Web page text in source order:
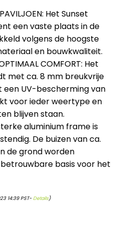
Het Sunset
een vaste plaats in de
volgens de hoogste
en bouwkwaliteit.
COMFORT: Het
met ca. 8 mm breukvrije
UV-bescherming van
voor ieder weertype en
blijven staan.
sterke aluminium frame is
De buizen van ca.
de grond worden
basis voor het
14:39 PST-Details)